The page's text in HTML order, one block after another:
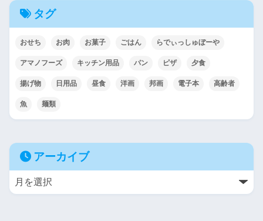
タグ
おせち お肉 お菓子 ごはん らでぃっしゅぼーや
アマノフーズ キッチン用品 パン ピザ 夕食
揚げ物 日用品 昼食 洋画 邦画 電子本 高齢者
魚 麺類
アーカイブ